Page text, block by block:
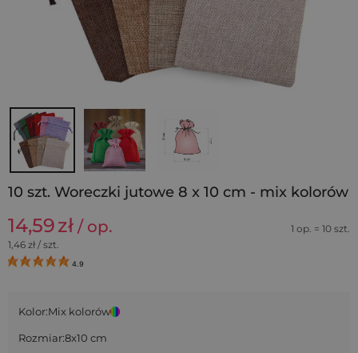
10 szt. Woreczki jutowe 8 x 10 cm - mix kolorów
14,59zł / op.
1 op. = 10 szt.
1,46 zł / szt.
4.9
Kolor:Mix kolorów
Rozmiar:8x10 cm